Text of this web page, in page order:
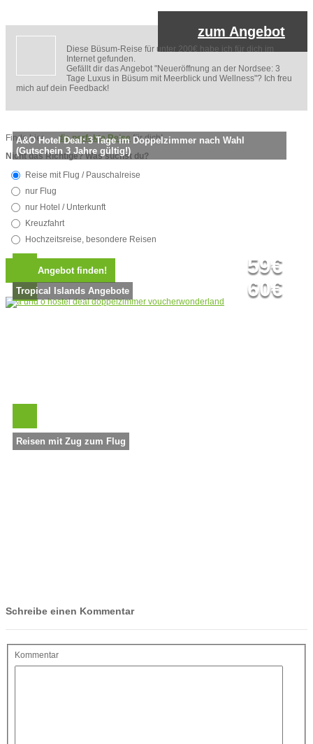
zum Angebot
Diese Büsum-Reise für unter 200€ habe ich für dich im
Internet gefunden.
Gefällt dir das Angebot "Neueröffnung an der Nordsee: 3
Tage Luxus in Büsum mit Meerblick und Wellness"? Ich freu
mich auf dein Feedback!
Finde hier die perfekte Reise für dich!
Nicht das Richtige? Was suchst du?
Reise mit Flug / Pauschalreise
nur Flug
nur Hotel / Unterkunft
Kreuzfahrt
Hochzeitsreise, besondere Reisen
A&O Hotel Deal: 3 Tage im Doppelzimmer nach Wahl
(Gutschein 3 Jahre gültig!)
60€
Tropical Islands Angebote
59€
Reisen mit Zug zum Flug
Schreibe einen Kommentar
Kommentar